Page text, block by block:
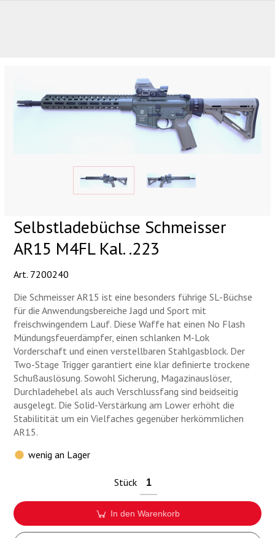
Selbstladebüchse Schmeisser
AR15 M4FL Kal. .223
Art. 7200240
Die Schmeisser AR15 ist eine besonders führige SL-Büchse
für die Anwendungsbereiche Jagd und Sport mit
freischwingendem Lauf. Diese Waffe hat einen No Flash
Mündungsfeuerdämpfer, einen schlanken M-Lok
Vorderschaft und einen verstellbaren Stahlgasblock. Der
Two-Stage Trigger garantiert eine klar definierte trockene
Schußauslösung. Sowohl Sicherung, Magazinauslöser,
Durchladehebel als auch Verschlussfang sind beidseitig
ausgelegt. Die Solid-Verstärkung am Lower erhöht die
Stabilitität um ein Vielfaches gegenüber herkömmlichen
AR15.
wenig an Lager
Stück
In den Warenkorb
UNSERE TOP-MARKEN
Waffen
Lampen und Zubehör